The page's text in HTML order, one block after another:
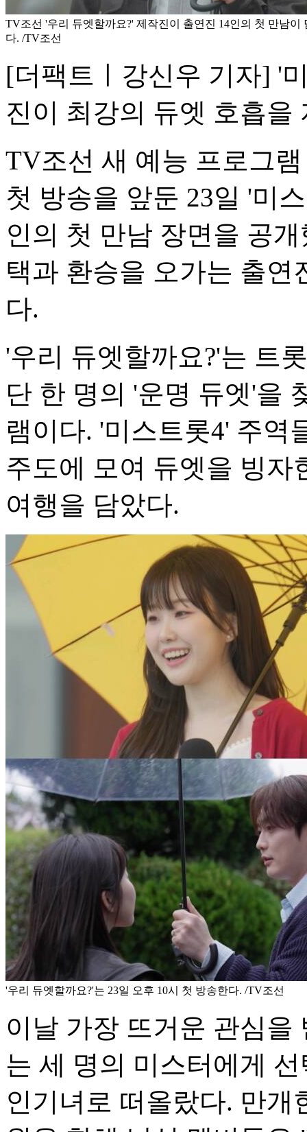
TV조선 '우리 듀엣할까요?' 제작진이 출연진 14인의 첫 만남이
다. /TV조선
[더팩트ㅣ강신우 기자] '
진이 최강의 듀엣 호흡을
TV조선 새 예능 프로그
첫 방송을 앞둔 23일 '미
인의 첫 만남 장면을 공
택과 환승을 오가는 출연
다.
'우리 듀엣할까요?'는 트
단 한 명의 '운명 듀엣'을
램이다. '미스트롯4' 주역
주도에 모여 듀엣을 빙자
여행을 담았다.
'우리 듀엣할까요?'는 23일 오후 10시 첫 방송한다. /TV조선
이날 가장 뜨거운 관심을
는 세 명의 미스터에게
인기녀로 떠올랐다. 만